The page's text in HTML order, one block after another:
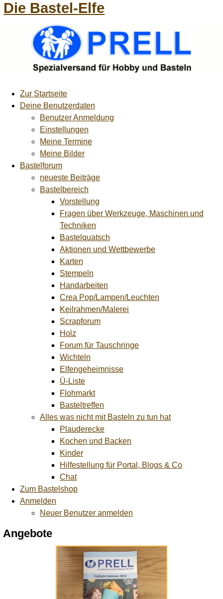
Die Bastel-Elfe
Zur Startseite
Deine Benutzerdaten
Benutzer Anmeldung
Einstellungen
Meine Termine
Meine Bilder
Bastelforum
neueste Beiträge
Bastelbereich
Vorstellung
Fragen über Werkzeuge, Maschinen und
Techniken
Bastelquatsch
Aktionen und Wettbewerbe
Karten
Stempeln
Handarbeiten
Crea Pop/Lampen/Leuchten
Keilrahmen/Malerei
Scrapforum
Holz
Forum für Tauschringe
Wichteln
Elfengeheimnisse
Ü-Liste
Flohmarkt
Basteltreffen
Alles was nicht mit Basteln zu tun hat
Plauderecke
Kochen und Backen
Kinder
Hilfestellung für Portal, Blogs & Co
Chat
Zum Bastelshop
Anmelden
Neuer Benutzer anmelden
Angebote